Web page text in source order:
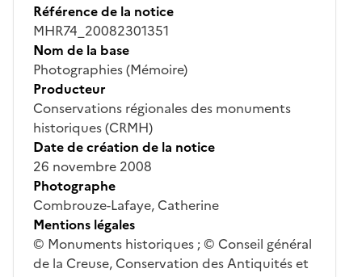
Référence de la notice
MHR74_20082301351
Nom de la base
Photographies (Mémoire)
Producteur
Conservations régionales des monuments
historiques (CRMH)
Date de création de la notice
26 novembre 2008
Photographe
Combrouze-Lafaye, Catherine
Mentions légales
© Monuments historiques ; © Conseil général
de la Creuse, Conservation des Antiquités et